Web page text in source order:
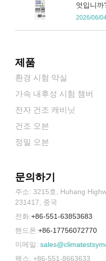
엇입니까
2026/06/
제품
환경 시험 약실
가속 내후성 시험 챔버
전자 건조 캐비닛
건조 오븐
정밀 오븐
문의하기
주소: 3215호, Huhang
231417, 중국
전화:+86-551-63853683
핸드폰:+86-17756072770
이메일:
팩스: +86-551-8663633